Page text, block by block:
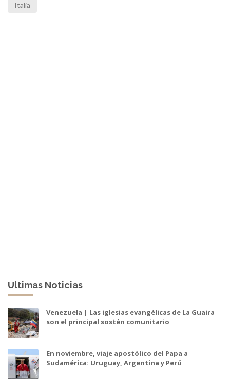
Italia
Ultimas Noticias
Venezuela | Las iglesias evangélicas de La Guaira
son el principal sostén comunitario
En noviembre, viaje apostólico del Papa a
Sudamérica: Uruguay, Argentina y Perú